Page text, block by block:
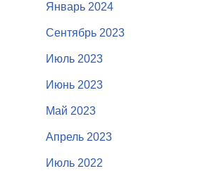
Январь 2024
Сентябрь 2023
Июль 2023
Июнь 2023
Май 2023
Апрель 2023
Июль 2022